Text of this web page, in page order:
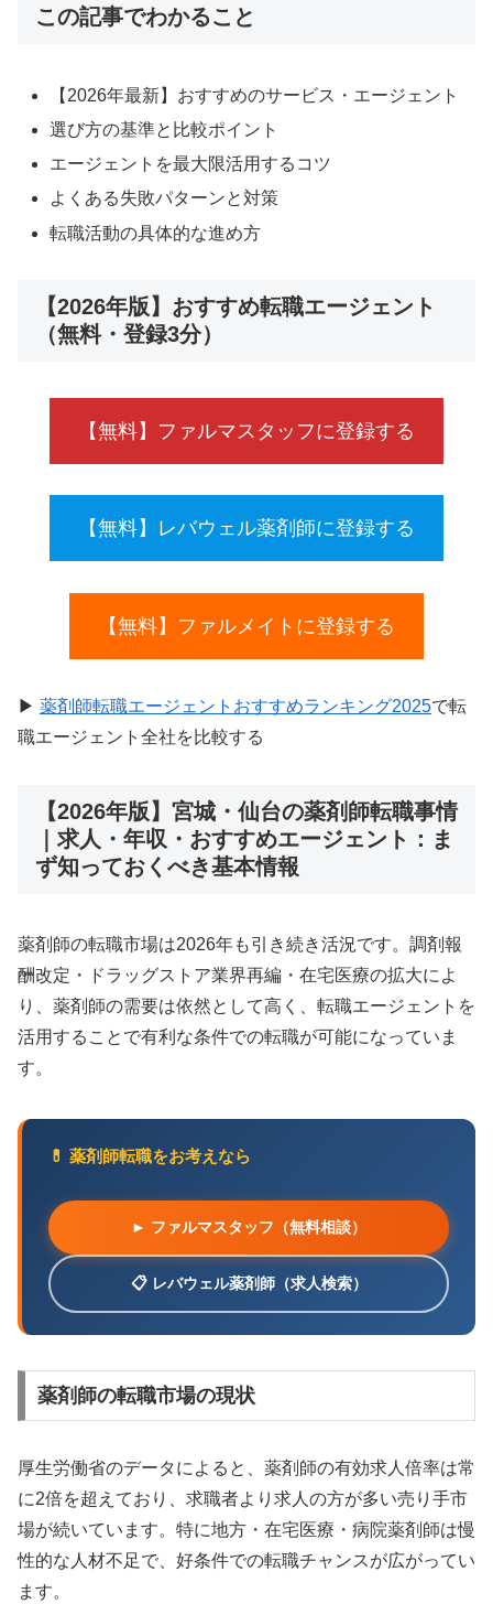
この記事でわかること
【2026年最新】おすすめのサービス・エージェント
選び方の基準と比較ポイント
エージェントを最大限活用するコツ
よくある失敗パターンと対策
転職活動の具体的な進め方
【2026年版】おすすめ転職エージェント
（無料・登録3分）
【無料】ファルマスタッフに登録する
【無料】レバウェル薬剤師に登録する
【無料】ファルメイトに登録する
▶ 薬剤師転職エージェントおすすめランキング2025で転
職エージェント全社を比較する
【2026年版】宮城・仙台の薬剤師転職事情
｜求人・年収・おすすめエージェント：ま
ず知っておくべき基本情報
薬剤師の転職市場は2026年も引き続き活況です。調剤報
酬改定・ドラッグストア業界再編・在宅医療の拡大によ
り、薬剤師の需要は依然として高く、転職エージェントを
活用することで有利な条件での転職が可能になっていま
す。
💊 薬剤師転職をお考えなら
► ファルマスタッフ（無料相談）
📋 レバウェル薬剤師（求人検索）
薬剤師の転職市場の現状
厚生労働省のデータによると、薬剤師の有効求人倍率は常
に2倍を超えており、求職者より求人の方が多い売り手市
場が続いています。特に地方・在宅医療・病院薬剤師は慢
性的な人材不足で、好条件での転職チャンスが広がってい
ます。